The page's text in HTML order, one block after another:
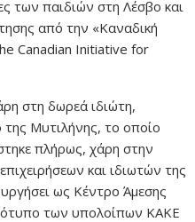
των παιδιών στη Λέσβο και
από την «Καναδική
Canadian Initiative for
στη δωρεά ιδιώτη,
της Μυτιλήνης, το οποίο
πλήρως, χάρη στην
και ιδιωτών της
ως Κέντρο Άμεσης
των υπολοίπων ΚΑΚΕ